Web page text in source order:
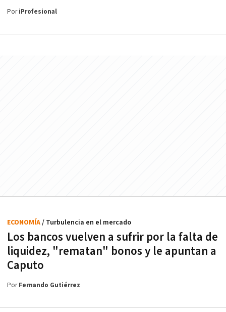
PoriProfesional
Los bancos vuelven a sufrir por la falta de
liquidez, "rematan" bonos y le apuntan a
Caputo
ECONOMÍA/ Turbulencia en el mercado
PorFernando Gutiérrez